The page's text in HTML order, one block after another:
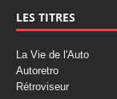
LES TITRES
La Vie de l'Auto
Autoretro
Rétroviseur